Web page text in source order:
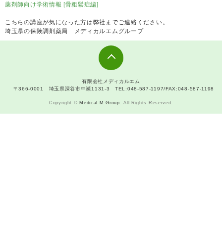
薬剤師向け学術情報 [骨粗鬆症編]
こちらの講座が気になった方は弊社までご連絡ください。
埼玉県の保険調剤薬局 メディカルエムグループ
有限会社メディカルエム
〒366-0001 埼玉県深谷市中瀬1131-3 TEL:048-587-1197/FAX:048-587-1198
Copyright © Medical M Group. All Rights Reserved.